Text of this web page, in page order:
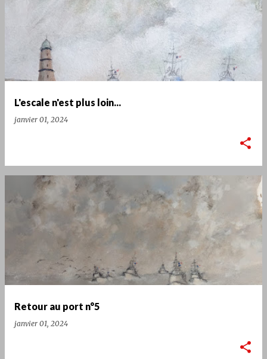
L'escale n'est plus loin...
janvier 01, 2024
Retour au port n°5
janvier 01, 2024